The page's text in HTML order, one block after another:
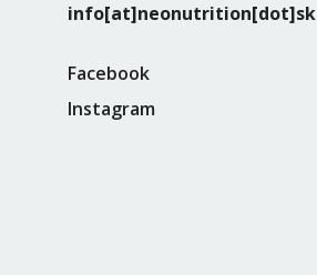
info[at]neonutrition[dot]sk
Facebook
Instagram